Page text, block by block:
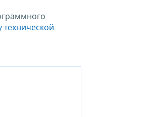
технической